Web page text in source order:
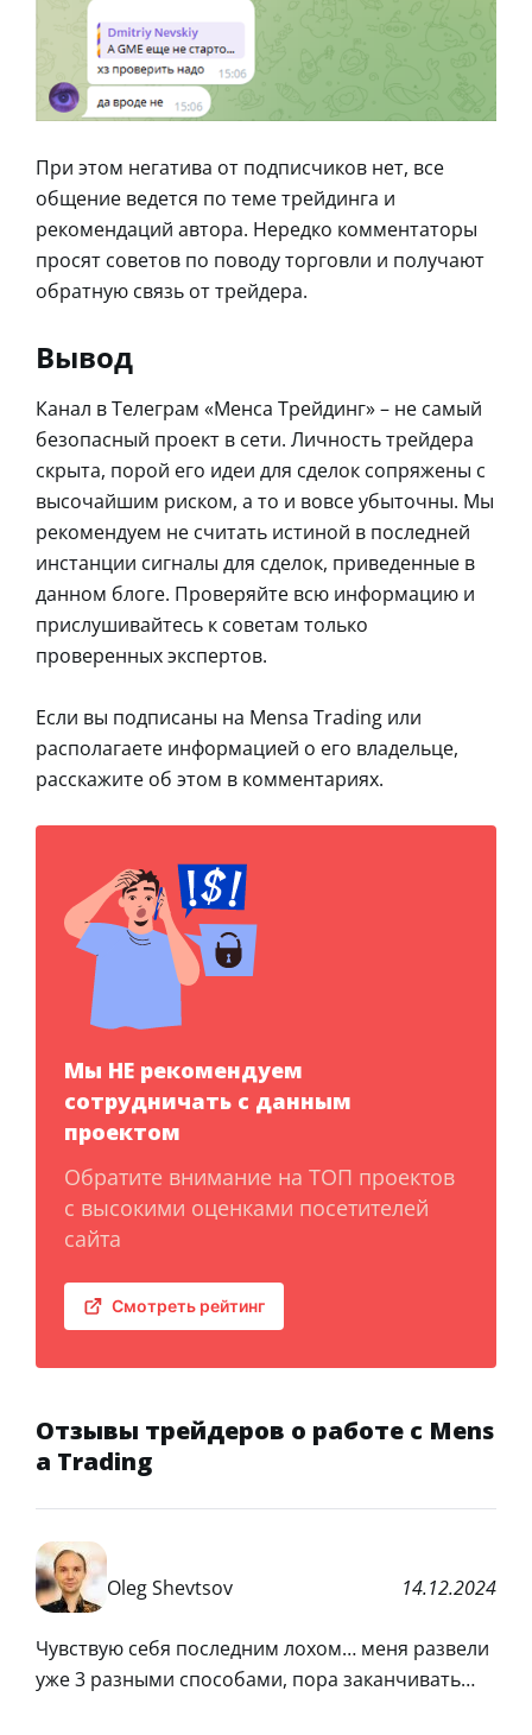
При этом негатива от подписчиков нет, все
общение ведется по теме трейдинга и
рекомендаций автора. Нередко комментаторы
просят советов по поводу торговли и получают
обратную связь от трейдера.
Вывод
Канал в Телеграм «Менса Трейдинг» – не самый
безопасный проект в сети. Личность трейдера
скрыта, порой его идеи для сделок сопряжены с
высочайшим риском, а то и вовсе убыточны. Мы
рекомендуем не считать истиной в последней
инстанции сигналы для сделок, приведенные в
данном блоге. Проверяйте всю информацию и
прислушивайтесь к советам только
проверенных экспертов.
Если вы подписаны на Mensa Trading или
располагаете информацией о его владельце,
расскажите об этом в комментариях.
Мы НЕ рекомендуем
сотрудничать с данным
проектом
Обратите внимание на ТОП проектов
с высокими оценками посетителей
сайта
Смотреть рейтинг
Отзывы трейдеров о работе с Mens
a Trading
Oleg Shevtsov 14.12.2024
Чувствую себя последним лохом… меня развели
уже 3 разными способами, пора заканчивать…